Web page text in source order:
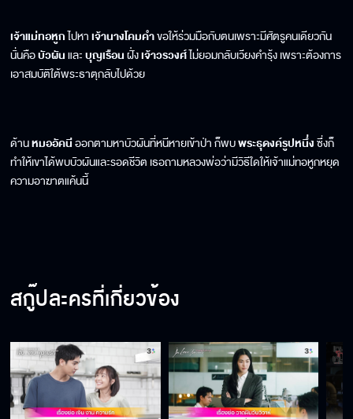
เจ้าแม่ทอหูกไปหาเจ้านางโคมคำขอให้ร่วมมือกับตนเพราะมีศัตรูคนเดียวกัน
นั่นคือบัวผันและบุญเรือนฝั่งเจ้าวรวงศ์ไม่ยอมกลับเวียงคำรุ้ง เพราะต้องการ
เอาสมบัติใต้พระธาตุกลับไปด้วย
ด้านหมออัคนีออกตามหาบัวผันที่หนีหายเข้าป่า ก็พบพระธุดงค์รูปหนึ่งซึ่งก็
ทำให้เขาได้พบบัวผันและรอดชีวิต เธอถามหลวงพ่อว่ามีวิธีใดให้เจ้าแม่ทอหูกหยุด
ความอาฆาตแค้นนี้
สกู๊ปละครที่เกี่ยวข้อง